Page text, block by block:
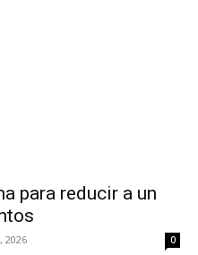
para reducir a un
2026 0